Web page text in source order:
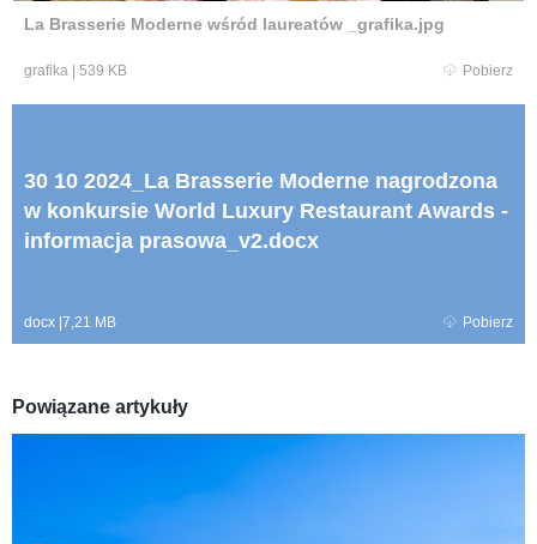
La Brasserie Moderne wśród laureatów _grafika.jpg
grafika 539 KB Pobierz
30 10 2024_La Brasserie Moderne nagrodzona
w konkursie World Luxury Restaurant Awards -
informacja prasowa_v2.docx
docx 7,21 MB Pobierz
Powiązane artykuły